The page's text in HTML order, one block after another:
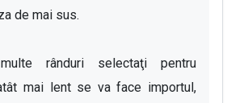
de mai sus.
rânduri selectaţi pentru
mai lent se va face importul,